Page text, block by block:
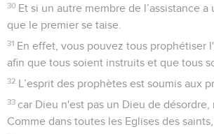
30 Et si un autre membre de l’assistance a
que le premier se taise.
31 En effet, vous pouvez tous prophétiser
afin que tous soient instruits et que tous
32 L’esprit des prophètes est soumis aux
33 car Dieu n'est pas un Dieu de désordre,
Comme dans toutes les Eglises des saints,